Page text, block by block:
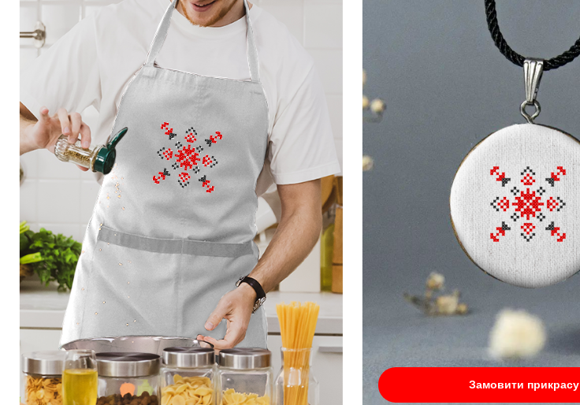
Замовити прикрасу